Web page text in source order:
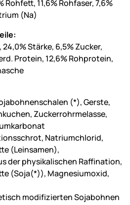
Rohfett, 11,6% Rohfaser, 7,6%
(Na)
Stärke, 6,5% Zucker,
Protein, 12,6% Rohprotein,
(*), Gerste,
Zuckerrohrmelasse,
Natriumchlorid,
(Leinsamen),
der physikalischen Raffination,
(Soja(*)), Magnesiumoxid,
modifizierten Sojabohnen